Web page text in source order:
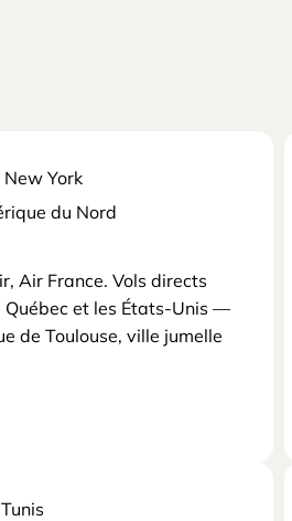
York
du Nord
Air France. Vols directs
Québec et les États-Unis —
de Toulouse, ville jumelle